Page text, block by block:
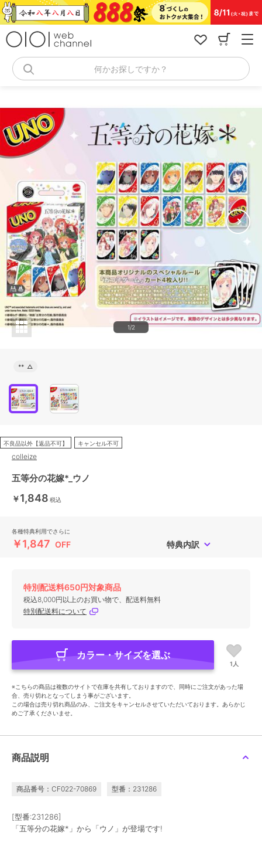
コ
ン
プ
何かお探しですか？
1/2
** △
不良品以外【返品不可】 キャンセル不可
colleize
五等分の花嫁*_ウノ
￥1,848 税込
各種特典利用でさらに
￥1,847 OFF 特典内訳
特別配送料650円対象商品
税込8,000円以上のお買い物で、配送料無料
特別配送料について
カラー・サイズを選ぶ
1人
※こちらの商品は複数のサイトで在庫を共有しておりますので、同時にご注文があった場
合、売り切れとなってしまう事がございます。
この場合は売り切れ商品のみ、ご注文をキャンセルさせていただいております。あらかじ
めご了承くださいませ。
商品説明
商品番号：CF022-70869 型番：231286
[型番:231286]
「五等分の花嫁*」から「ウノ」が登場です!